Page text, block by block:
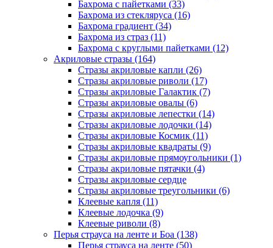
Бахрома с пайетками (33)
Бахрома из стекляруса (16)
Бахрома градиент (34)
Бахрома из страз (11)
Бахрома с круглыми пайетками (12)
Акриловые стразы (164)
Стразы акриловые капли (26)
Стразы акриловые риволи (17)
Стразы акриловые Галактик (7)
Стразы акриловые овалы (6)
Стразы акриловые лепестки (14)
Стразы акриловые лодочки (14)
Стразы акриловые Космик (11)
Стразы акриловые квадраты (9)
Стразы акриловые прямоугольники (1)
Стразы акриловые пятачки (4)
Стразы акриловые сердце
Стразы акриловые треугольники (6)
Клеевые капля (11)
Клеевые лодочка (9)
Клеевые риволи (8)
Перья страуса на ленте и Боа (138)
Перья страуса на ленте (50)